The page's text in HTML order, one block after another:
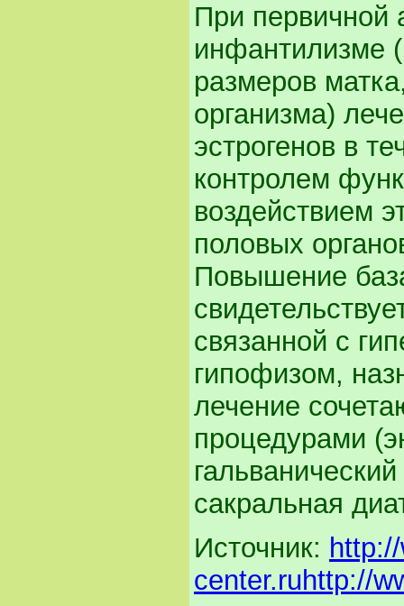
При
инфантилизме
размеров
организма)
эстрогенов в
контролем
воздействием
половых
Повышение
связанной с
гипофизом,
лечение
процедурами
сакральная
Источник:
center.ruhttp://